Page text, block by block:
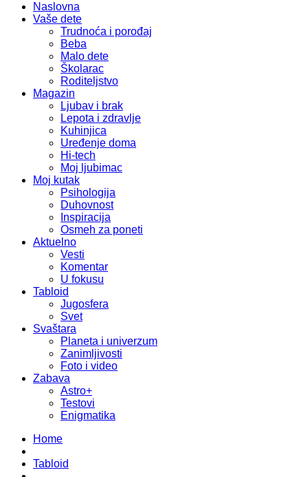
Naslovna
Vaše dete
Trudnoća i porođaj
Beba
Malo dete
Školarac
Roditeljstvo
Magazin
Ljubav i brak
Lepota i zdravlje
Kuhinjica
Uređenje doma
Hi-tech
Moj ljubimac
Moj kutak
Psihologija
Duhovnost
Inspiracija
Osmeh za poneti
Aktuelno
Vesti
Komentar
U fokusu
Tabloid
Jugosfera
Svet
Svaštara
Planeta i univerzum
Zanimljivosti
Foto i video
Zabava
Astro+
Testovi
Enigmatika
Home
Tabloid